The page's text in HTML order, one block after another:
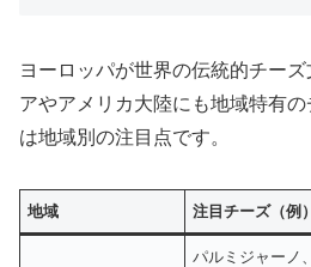
ヨーロッパが世界の伝統的チー
アやアメリカ大陸にも地域特有
は地域別の注目点です。
地域 注目チーズ（例）
パルミジャーノ